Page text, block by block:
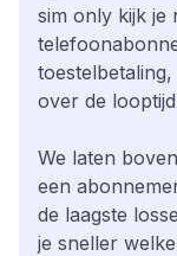
sim only kijk je
over de
We laten
een
de laagste
je sneller